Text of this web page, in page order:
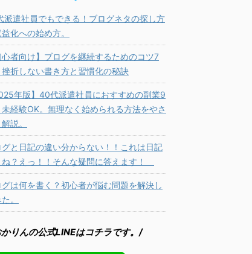
派遣社員でもできる！ブログネタの探し方
化への始め方。
心者向け】ブログを継続するためのコツ7
折しない書き方と習慣化の秘訣
年版】40代派遣社員におすすめの副業9
経験OK。無理なく始められる方法をやさ
説。
グと日記の違い分からない！！これは日記
ね？えっ！！そんな疑問に答えます！
グは何を書く？初心者が悩む問題を解決し
。
りんの公式LINEはコチラです。/